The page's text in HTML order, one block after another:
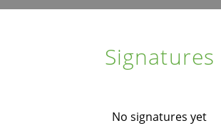
Signatures
No signatures yet